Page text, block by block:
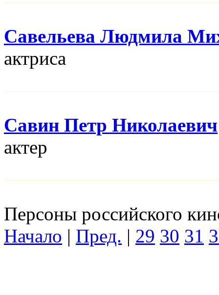
Савельева Людмила
актриса
Савин Петр Николаевич
актер
Персоны российского
Начало | Пред. | 29 30 31